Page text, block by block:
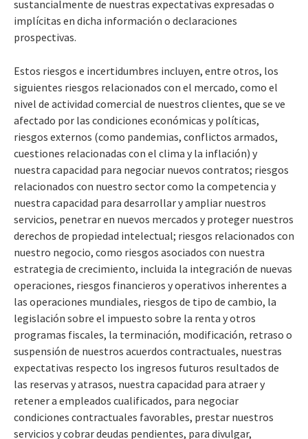
sustancialmente de nuestras expectativas expresadas o
implícitas en dicha información o declaraciones
prospectivas.
Estos riesgos e incertidumbres incluyen, entre otros, los
siguientes riesgos relacionados con el mercado, como el
nivel de actividad comercial de nuestros clientes, que se ve
afectado por las condiciones económicas y políticas,
riesgos externos (como pandemias, conflictos armados,
cuestiones relacionadas con el clima y la inflación) y
nuestra capacidad para negociar nuevos contratos; riesgos
relacionados con nuestro sector como la competencia y
nuestra capacidad para desarrollar y ampliar nuestros
servicios, penetrar en nuevos mercados y proteger nuestros
derechos de propiedad intelectual; riesgos relacionados con
nuestro negocio, como riesgos asociados con nuestra
estrategia de crecimiento, incluida la integración de nuevas
operaciones, riesgos financieros y operativos inherentes a
las operaciones mundiales, riesgos de tipo de cambio, la
legislación sobre el impuesto sobre la renta y otros
programas fiscales, la terminación, modificación, retraso o
suspensión de nuestros acuerdos contractuales, nuestras
expectativas respecto los ingresos futuros resultados de
las reservas y atrasos, nuestra capacidad para atraer y
retener a empleados cualificados, para negociar
condiciones contractuales favorables, prestar nuestros
servicios y cobrar deudas pendientes, para divulgar,